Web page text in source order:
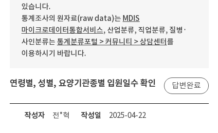
있습니다.
통계조사의 원자료(raw data)는 MDIS
마이크로데이터통합서비스, 산업분류, 직업분류, 질병·
사인분류는 통계분류포털 > 커뮤니티 > 상담센터를
이용하시기 바랍니다.
연령별, 성별, 요양기관종별 입원일수 확인 답변완료
작성자 전*혁 작성일 2025-04-22